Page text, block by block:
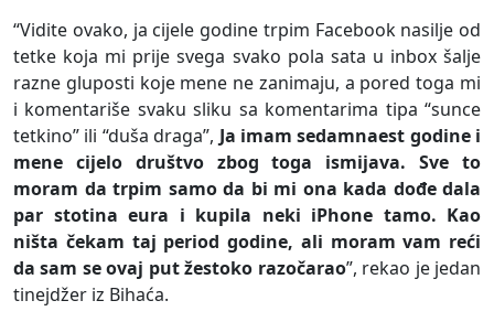
“Vidite ovako, ja cijele godine trpim Facebook nasilje od
tetke koja mi prije svega svako pola sata u inbox šalje
razne gluposti koje mene ne zanimaju, a pored toga mi
i komentariše svaku sliku sa komentarima tipa “sunce
tetkino” ili “duša draga”, Ja imam sedamnaest godine i
mene cijelo društvo zbog toga ismijava. Sve to
moram da trpim samo da bi mi ona kada dođe dala
par stotina eura i kupila neki iPhone tamo. Kao
ništa čekam taj period godine, ali moram vam reći
da sam se ovaj put žestoko razočarao”, rekao je jedan
tinejdžer iz Bihaća.